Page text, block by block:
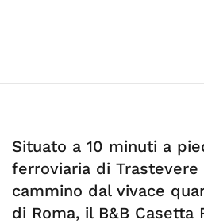
Situato a 10 minuti a
ferroviaria di
cammino dal vivace
di Roma, il B&B Casetta